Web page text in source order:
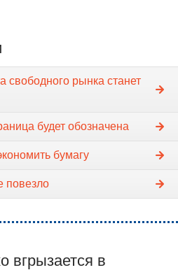
свободного рынка станет
будет обозначена
бумагу
повезло
вгрызается в